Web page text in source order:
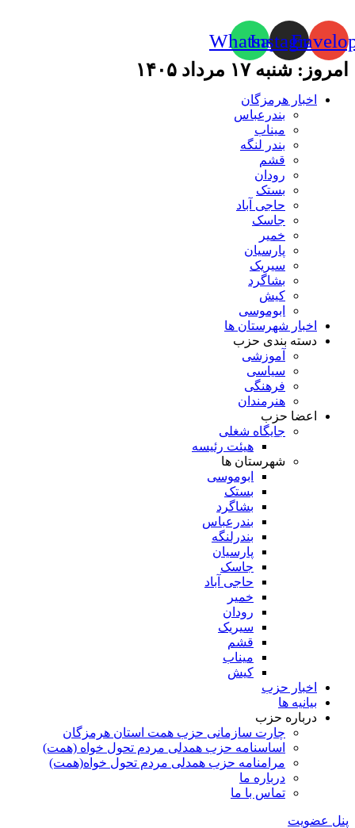
Instagram
Whatsapp
امروز: شنبه ۱۷ مرداد ۱۴۰۵
اخبار هرمزگان
بندرعباس
میناب
بندر لنگه
قشم
رودان
بستک
حاجی آباد
جاسک
خمیر
پارسیان
سیریک
بشاگرد
کیش
ابوموسی
اخبار شهرستان ها
دسته بندی حزب
آموزشی
سیاسی
فرهنگی
هنرمندان
اعضا حزب
جایگاه شغلی
هیئت رئیسه
شهرستان ها
ابوموسی
بستک
بشاگرد
بندرعباس
بندرلنگه
پارسیان
جاسک
حاجی آباد
خمیر
رودان
سیریک
قشم
میناب
کیش
اخبار حزب
بیانیه ها
درباره حزب
چارت سازمانی حزب همت استان هرمزگان
اساسنامه حزب همدلی مردم تحول خواه (همت)
مرامنامه حزب همدلی مردم تحول خواه(همت)
درباره ما
تماس با ما
پنل عضویت